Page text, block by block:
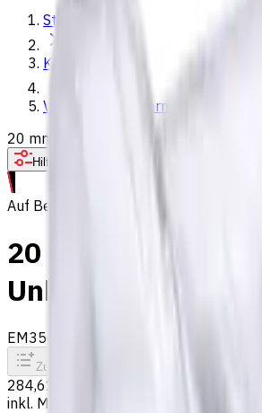
Startseite
Katalog
VHM Schaftfräsern
20 mm VHM Schaftfräser, 2
Hilfe bei der Werkzeugauswahl
Auf Bestellung
20 mm VHM
Unbeschichtet
EM356-2TL-200
Zum Vergleich
284,61 €
inkl. MwSt.